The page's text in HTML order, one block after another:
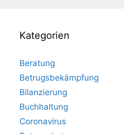
Kategorien
Beratung
Betrugsbekämpfung
Bilanzierung
Buchhaltung
Coronavirus